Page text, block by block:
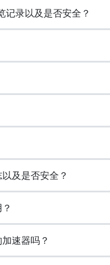
录以及是否安全？
及是否安全？
速器吗？